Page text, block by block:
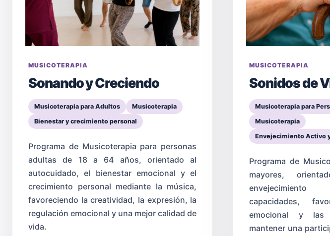
MUSICOTERAPIA
Sonando y Creciendo
Musicoterapia para Adultos
Musicoterapia
Bienestar y crecimiento personal
Programa de Musicoterapia para personas
adultas de 18 a 64 años, orientado al
autocuidado, el bienestar emocional y el
crecimiento personal mediante la música,
favoreciendo la creatividad, la expresión, la
regulación emocional y una mejor calidad de
vida.
MUSICOTERAPIA
Sonidos de
Musicoterapia para
Musicoterapia
Envejecimiento Activo
Programa de
mayores,
capacidades,
emocional y las
mantener una